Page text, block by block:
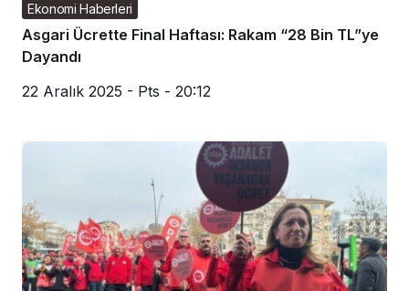
Ekonomi Haberleri
Asgari Ücrette Final Haftası: Rakam “28 Bin TL”ye
Dayandı
22 Aralık 2025 - Pts - 20:12